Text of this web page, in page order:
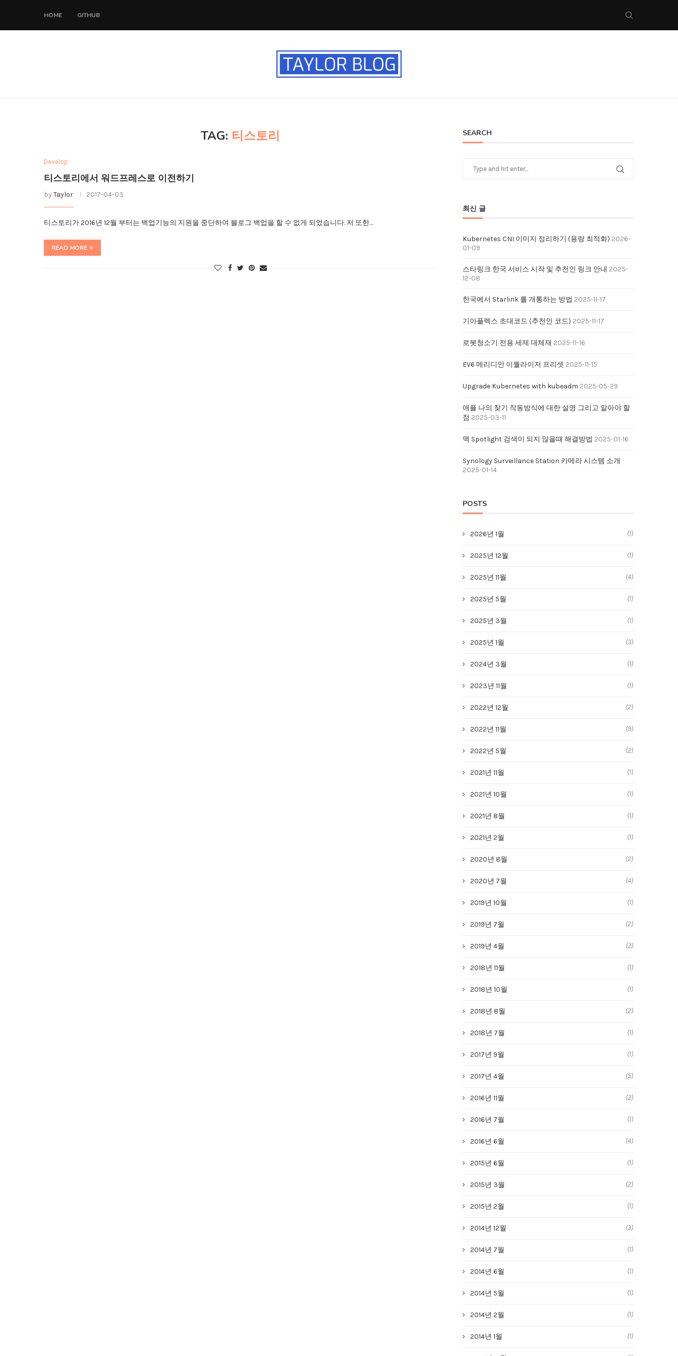
HOME GITHUB
TAG: 티스토리
Develop
티스토리에서 워드프레스로 이전하기
by Taylor 2017-04-03
티스토리가 2016년 12월 부터는 백업기능의 지원을 중단하여 블로그 백업을 할 수 없게 되었습니다. 저 또한…
READ MORE
SEARCH
최신 글
Kubernetes CNI 이미지 정리하기 (용량 최적화) 2026-
01-09
스타링크 한국 서비스 시작 및 추천인 링크 안내 2025-
12-08
한국에서 Starlink 를 개통하는 방법 2025-11-17
기아플렉스 초대코드 (추천인 코드) 2025-11-17
로봇청소기 전용 세제 대체재 2025-11-16
EV6 메리디안 이퀄라이저 프리셋 2025-11-15
Upgrade Kubernetes with kubeadm 2025-05-29
애플 나의 찾기 작동방식에 대한 설명 그리고 알아야 할
점 2025-03-11
맥 Spotlight 검색이 되지 않을때 해결방법 2025-01-16
Synology Surveillance Station 카메라 시스템 소개
2025-01-14
POSTS
2026년 1월 (1)
2025년 12월 (1)
2025년 11월 (4)
2025년 5월 (1)
2025년 3월 (1)
2025년 1월 (3)
2024년 3월 (1)
2023년 11월 (1)
2022년 12월 (2)
2022년 11월 (9)
2022년 5월 (2)
2021년 11월 (1)
2021년 10월 (1)
2021년 8월 (1)
2021년 2월 (1)
2020년 8월 (2)
2020년 7월 (4)
2019년 10월 (1)
2019년 7월 (2)
2019년 4월 (2)
2018년 11월 (1)
2018년 10월 (1)
2018년 8월 (2)
2018년 7월 (1)
2017년 9월 (1)
2017년 4월 (5)
2016년 11월 (2)
2016년 7월 (1)
2016년 6월 (4)
2015년 6월 (1)
2015년 3월 (2)
2015년 2월 (1)
2014년 12월 (3)
2014년 7월 (1)
2014년 6월 (1)
2014년 5월 (1)
2014년 2월 (1)
2014년 1월 (1)